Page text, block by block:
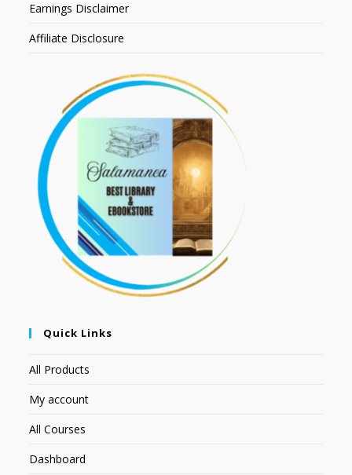
Earnings Disclaimer
Affiliate Disclosure
Quick Links
All Products
My account
All Courses
Dashboard